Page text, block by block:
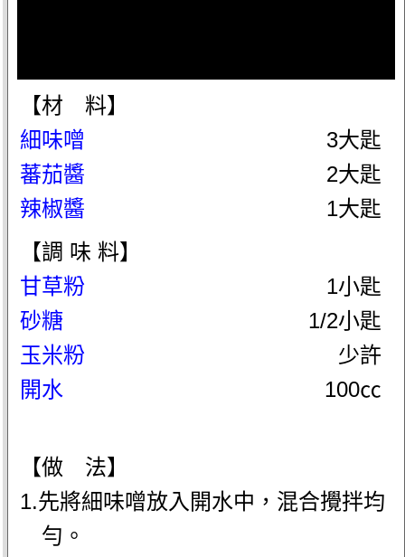
【材 料】
細味噌
3大匙
蕃茄醬
2大匙
辣椒醬
1大匙
【調 味 料】
甘草粉
1小匙
砂糖
1/2小匙
玉米粉
少許
開水
100㏄
【做 法】
1.先將細味噌放入開水中，混合攪拌均
勻。